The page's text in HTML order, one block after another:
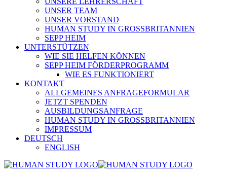
UNSER TEAM
UNSER VORSTAND
HUMAN STUDY IN GROSSBRITANNIEN
SEPP HEIM
UNTERSTÜTZEN
WIE SIE HELFEN KÖNNEN
SEPP HEIM FÖRDERPROGRAMM
WIE ES FUNKTIONIERT
KONTAKT
ALLGEMEINES ANFRAGEFORMULAR
JETZT SPENDEN
AUSBILDUNGSANFRAGE
HUMAN STUDY IN GROSSBRITANNIEN
IMPRESSUM
DEUTSCH
ENGLISH